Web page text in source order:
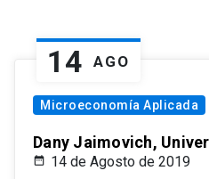
14 AGO
Microeconomía Aplicada
Dany Jaimovich,
14 de Agosto de 2019